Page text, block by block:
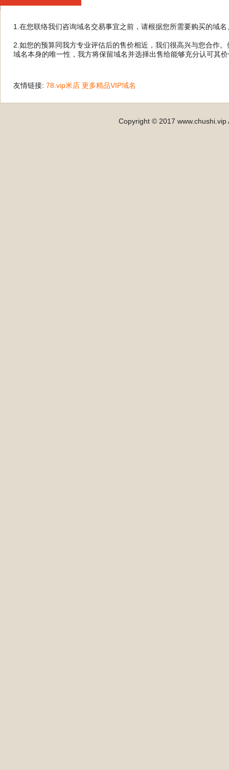
1.在您联络我们咨询域名交易事宜之前，请根据您所需要购买的域
2.如您的预算同我方专业评估后的售价相近，我们很高兴与您合作
域名本身的唯一性，我方将保留域名并选择出售给能够充分认可其
友情链接: 78.vip米店 更多精品VIP域名
Copyright © 2017 www.chushi.vip